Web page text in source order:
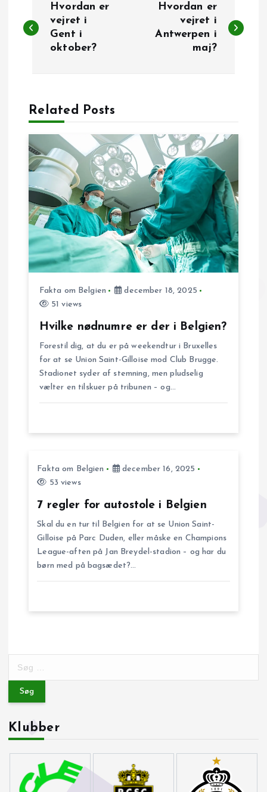
n
æ
g
s
n
a
v
o
Hvordan er
vejret i
Gent i
oktober?
Hvordan er
vejret i
Antwerpen i
maj?
Related Posts
Fakta om Belgien
december 18, 2025
51 views
Hvilke nødnumre er der i Belgien?
Forestil dig, at du er på weekendtur i Bruxelles
for at se Union Saint-Gilloise mod Club Brugge.
Stadionet syder af stemning, men pludselig
vælter en tilskuer på tribunen – og…
Fakta om Belgien
december 16, 2025
53 views
7 regler for autostole i Belgien
Skal du en tur til Belgien for at se Union Saint-
Gilloise på Parc Duden, eller måske en Champions
League-aften på Jan Breydel-stadion – og har du
børn med på bagsædet?…
e
t
e
r
Klubber